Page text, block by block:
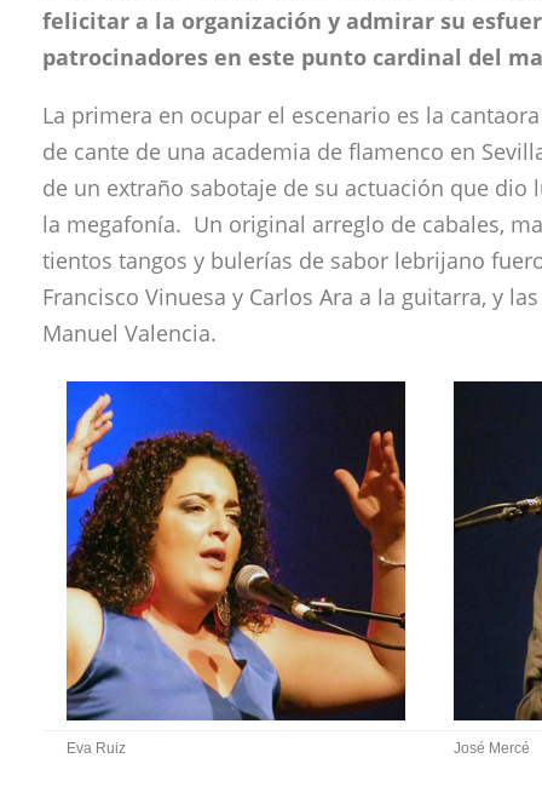
felicitar a la organización y admirar su
patrocinadores en este punto cardinal del
La primera en ocupar el escenario es la
de cante de una academia de flamenco en
de un extraño sabotaje de su actuación que dio
la megafonía. Un original arreglo de cabales,
tientos tangos y bulerías de sabor lebrijano
Francisco Vinuesa y Carlos Ara a la guitarra, y
Manuel Valencia.
Eva Ruiz José Mercé